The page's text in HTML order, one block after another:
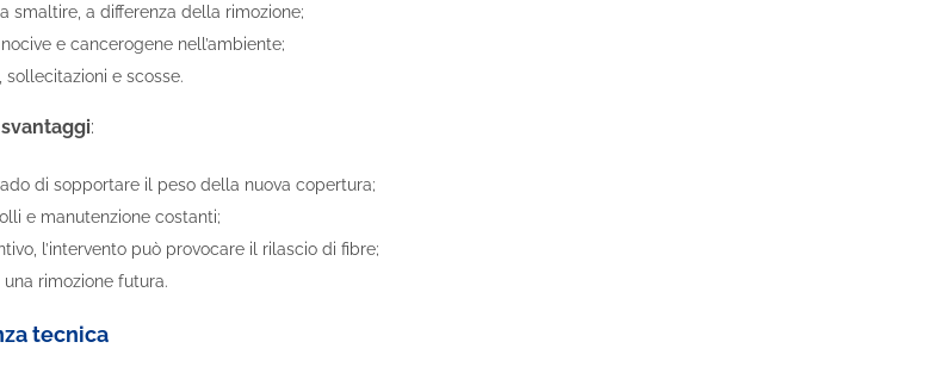
smaltire, a differenza della rimozione;
e cancerogene nell’ambiente;
e scosse.
svantaggi:
di sopportare il peso della nuova copertura;
e manutenzione costanti;
l’intervento può provocare il rilascio di fibre;
rimozione futura.
tecnica